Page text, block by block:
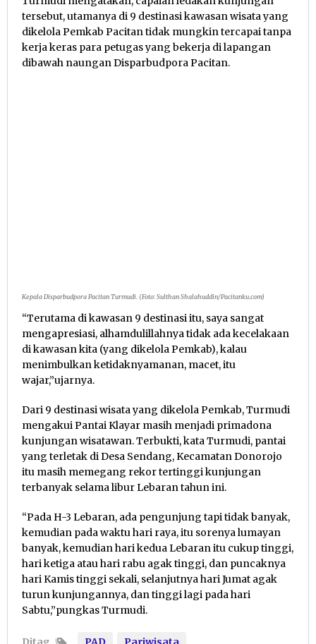
tersebut, utamanya di 9 destinasi kawasan wisata yang
dikelola Pemkab Pacitan tidak mungkin tercapai tanpa
kerja keras para petugas yang bekerja di lapangan
dibawah naungan Disparbudpora Pacitan.
Kepala Disparbudpora Pacitan Turmudi. (Foto: Sulthan Shalahuddin/Pacitanku.com)
“Terutama di kawasan 9 destinasi itu, saya sangat
mengapresiasi, alhamdulillahnya tidak ada kecelakaan
di kawasan kita (yang dikelola Pemkab), kalau
menimbulkan ketidaknyamanan, macet, itu
wajar,”ujarnya.
Dari 9 destinasi wisata yang dikelola Pemkab, Turmudi
mengakui Pantai Klayar masih menjadi primadona
kunjungan wisatawan. Terbukti, kata Turmudi, pantai
yang terletak di Desa Sendang, Kecamatan Donorojo
itu masih memegang rekor tertinggi kunjungan
terbanyak selama libur Lebaran tahun ini.
“Pada H-3 Lebaran, ada pengunjung tapi tidak banyak,
kemudian pada waktu hari raya, itu sorenya lumayan
banyak, kemudian hari kedua Lebaran itu cukup tinggi,
hari ketiga atau hari rabu agak tinggi, dan puncaknya
hari Kamis tinggi sekali, selanjutnya hari Jumat agak
turun kunjungannya, dan tinggi lagi pada hari
Sabtu,”pungkas Turmudi.